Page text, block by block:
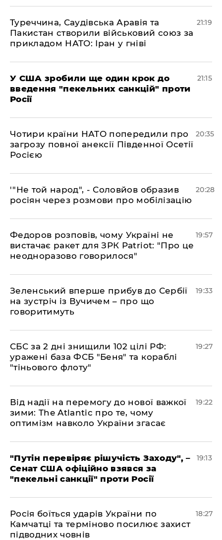
​Туреччина, Саудівська Аравія та
Пакистан створили військовий союз за
прикладом НАТО: Іран у гніві
21:19
​У США зробили ще один крок до
введення "пекельних санкцій" проти
Росії
21:15
​Чотири країни НАТО попередили про
загрозу повної анексії Південної Осетії
Росією
20:35
​'"Не той народ", - Соловйов образив
росіян через розмови про мобілізацію
20:28
​Федоров розповів, чому Україні не
вистачає ракет для ЗРК Patriot: "Про це
неодноразово говорилося"
19:57
​Зеленський вперше прибув до Сербії
на зустріч із Вучичем – про що
говоритимуть
19:33
​СБС за 2 дні знищили 102 цілі РФ:
уражені база ФСБ "Беня" та кораблі
"тіньового флоту"
19:27
​Від надії на перемогу до нової важкої
зими: The Atlantic про те, чому
оптимізм навколо України згасає
19:22
​"Путін перевіряє рішучість Заходу", –
Сенат США офіційно взявся за
"пекельні санкції" проти Росії
19:13
​Росія боїться ударів України по
Камчатці та терміново посилює захист
підводних човнів
18:27